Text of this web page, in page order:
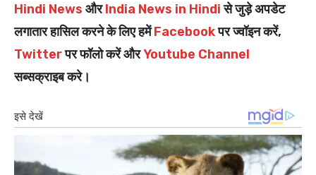
Hindi News औरIndia News in Hindiसे जुड़े अपडेट
लगातार हासिल करने के लिए हमेंFacebookपर ज्वॉइन करें,
Twitterपर फॉलो करें औरYoutube Channel
सब्सक्राइब करे।